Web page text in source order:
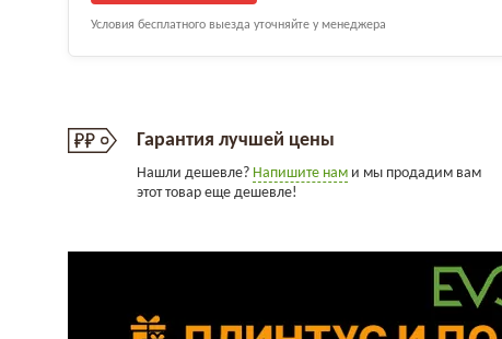
Условия бесплатного выезда уточняйте у менеджера
Гарантия лучшей цены
Нашли дешевле? Напишите нам и мы продадим вам
этот товар еще дешевле!